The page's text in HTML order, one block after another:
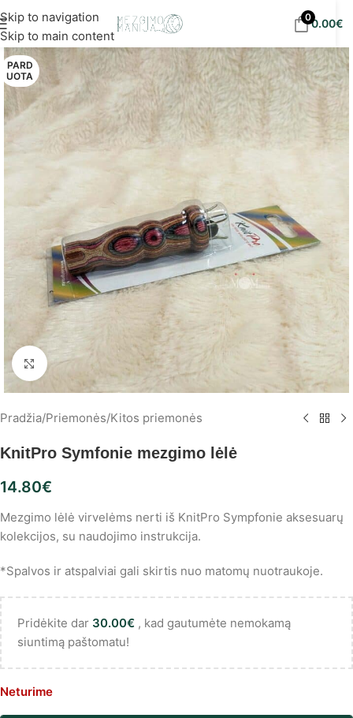
Skip to navigation
Skip to main content
eur!
00.00€
PARD
UOTA
Spustelėkite, norėdami padidinti
Pradžia/Priemonės/Kitos priemonės
KnitPro Symfonie mezgimo lėlė
14.80€
Mezgimo lėlė virvelėms nerti iš KnitPro Sympfonie aksesuarų
kolekcijos, su naudojimo instrukcija.
*Spalvos ir atspalviai gali skirtis nuo matomų nuotraukoje.
Pridėkite dar 30.00€ , kad gautumėte nemokamą
siuntimą paštomatu!
Neturime